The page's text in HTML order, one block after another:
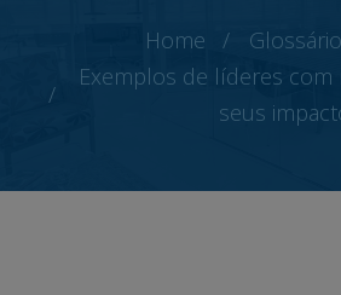
Home Glossário
Exemplos de líderes com
seus